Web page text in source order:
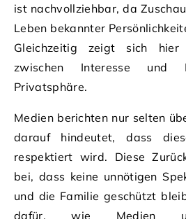
ist nachvollziehbar, da
Leben bekannter
Gleichzeitig zeigt sich hier
zwischen Interesse und
Privatsphäre.
Medien berichten nur selten
darauf hindeutet, dass
respektiert wird. Diese
bei, dass keine unnötigen
und die Familie geschützt
dafür, wie Medien